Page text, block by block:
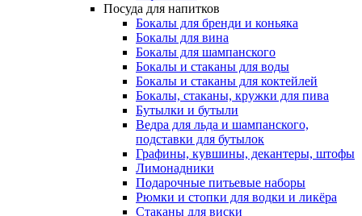
Посуда для напитков
Бокалы для бренди и коньяка
Бокалы для вина
Бокалы для шампанского
Бокалы и стаканы для воды
Бокалы и стаканы для коктейлей
Бокалы, стаканы, кружки для пива
Бутылки и бутыли
Ведра для льда и шампанского,
подставки для бутылок
Графины, кувшины, декантеры, штофы
Лимонадники
Подарочные питьевые наборы
Рюмки и стопки для водки и ликёра
Стаканы для виски